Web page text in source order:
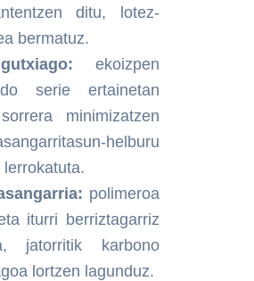
ditu, lotez-
bermatuz.
ekoizpen
serie ertainetan
minimizatzen
helburu
polimeroa
iturri berriztagarriz
jatorritik karbono
lortzen lagunduz.